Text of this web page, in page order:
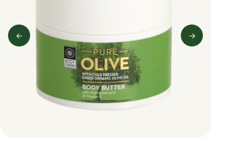
←
Predchádzajúci obrázok
→